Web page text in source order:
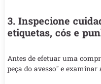
3. Inspecione
etiquetas, cós e
Antes de efetuar uma
peça do avesso" e